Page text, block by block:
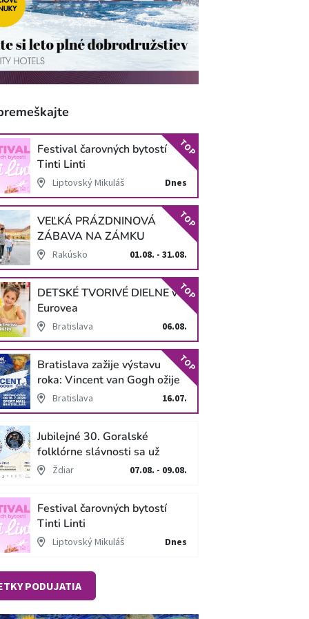
Festival čarovných bytostí
Tinti Linti
Liptovský Mikuláš Dnes
TOP
VEĽKÁ PRÁZDNINOVÁ
ZÁBAVA NA ZÁMKU
SCHLOSS HOF
Rakúsko 01.08. - 31.08.
TOP
DETSKÉ TVORIVÉ DIELNE v
Eurovea
Bratislava 06.08.
TOP
Bratislava zažije výstavu
roka: Vincent van Gogh ožije
v unikátnej imerzívnej šou!
Bratislava 16.07.
TOP
Jubilejné 30. Goralské
folklórne slávnosti sa už
blížiaŽdiar 07.08. - 09.08.
Festival čarovných bytostí
Tinti Linti
Liptovský Mikuláš Dnes
PODUJATIA